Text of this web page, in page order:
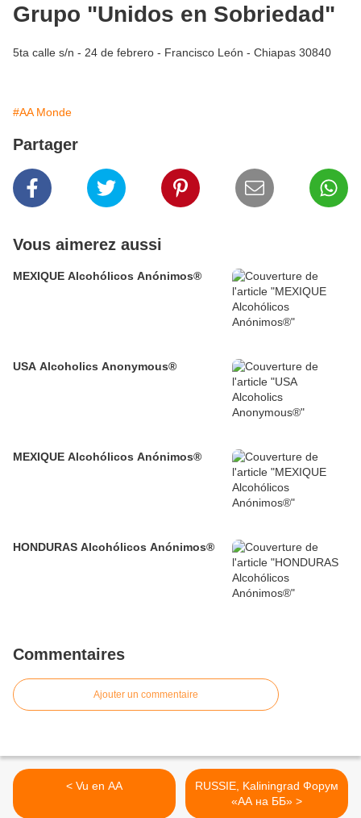
Grupo "Unidos en Sobriedad"
5ta calle s/n - 24 de febrero - Francisco León - Chiapas 30840
#AA Monde
Partager
Vous aimerez aussi
MEXIQUE Alcohólicos Anónimos®
USA Alcoholics Anonymous®
MEXIQUE Alcohólicos Anónimos®
HONDURAS Alcohólicos Anónimos®
Commentaires
Ajouter un commentaire
< Vu en AA
RUSSIE, Kaliningrad Форум
«АА на ББ» >